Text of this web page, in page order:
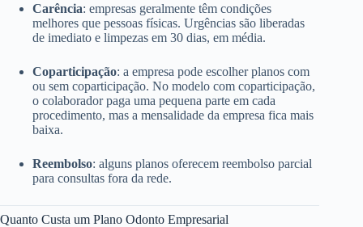
Carência: empresas geralmente têm condições
melhores que pessoas físicas. Urgências são liberadas
de imediato e limpezas em 30 dias, em média.
Coparticipação: a empresa pode escolher planos com
ou sem coparticipação. No modelo com coparticipação,
o colaborador paga uma pequena parte em cada
procedimento, mas a mensalidade da empresa fica mais
baixa.
Reembolso: alguns planos oferecem reembolso parcial
para consultas fora da rede.
Quanto Custa um Plano Odonto Empresarial